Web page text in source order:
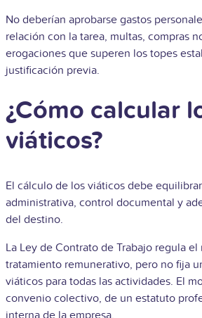
No deberían aprobarse gastos
relación con la tarea, multas, compras
erogaciones que superen los topes
justificación previa.
¿Cómo calcular
viáticos?
El cálculo de los viáticos debe
administrativa, control documental y
del destino.
La Ley de Contrato de Trabajo regula
tratamiento remunerativo, pero no fija
viáticos para todas las actividades. El
convenio colectivo, de un estatuto
interna de la empresa.